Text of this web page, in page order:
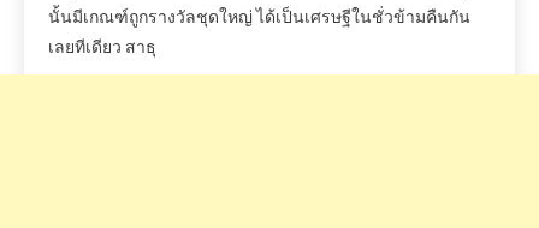
นั้นมีเกณฑ์ถูกรางวัลชุดใหญ่ ได้เป็นเศรษฐีในชั่วข้ามคืนกัน
เลยทีเดียว สาธุ